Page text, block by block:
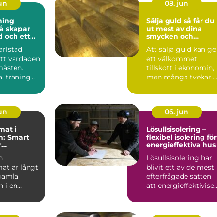
och ett
vardagen
träning
08. jun
Sälja guld så får du
ut mest av dina
smycken och
Att sälja guld kan ge
ett välkommet
tillskott i ekonomin,
men många tvekar.
guldet ä...
i
Smart
är långt
i en
06. jun
Lösullsisolering –
flexibel isolering för
energieffektiva hus
Lösullsisolering har
blivit ett av de mest
efterfrågade sätten
att